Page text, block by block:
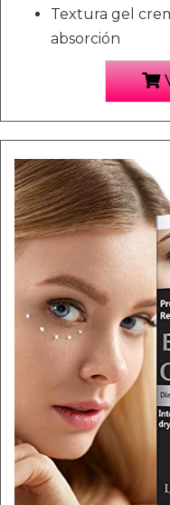
Textura gel
absorción